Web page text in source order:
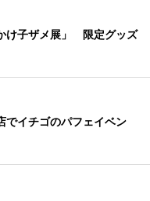
け子ザメ展」 限定グッズ
でイチゴのパフェイベン